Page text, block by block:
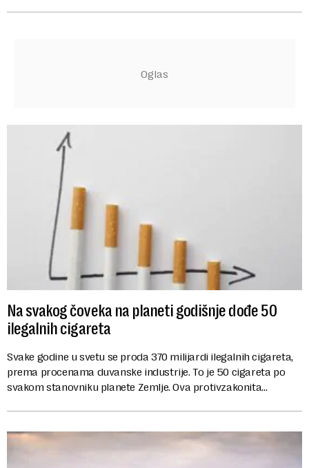
Na svakog čoveka na planeti godišnje dođe 50
ilegalnih cigareta
Svake godine u svetu se proda 370 milijardi ilegalnih cigareta,
prema procenama duvanske industrije. To je 50 cigareta po
svakom stanovniku planete Zemlje. Ova protivzakonita